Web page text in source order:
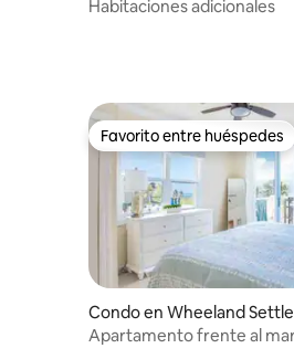
Habitaciones adicionales
Favorito entre huéspedes
Favorito entre huéspedes
Condo en Wheeland
ent
Apartamento frente al mar